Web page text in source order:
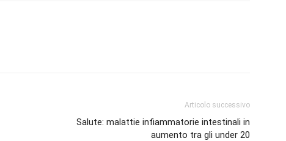
Articolo successivo
Salute: malattie infiammatorie intestinali in
aumento tra gli under 20